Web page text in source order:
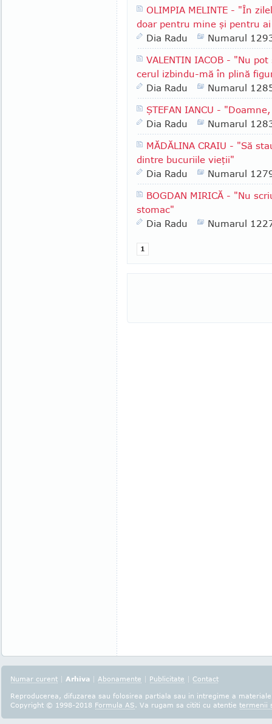
OLIMPIA MELINTE - "În
doar pentru mine şi pentru
Dia Radu
Numarul
VALENTIN IACOB - "Nu
cerul izbindu-mă în plină
Dia Radu
Numarul
ŞTEFAN IANCU -
Dia Radu
Numarul
MĂDĂLINA CRAIU - "Să
dintre bucuriile vieţii"
Dia Radu
Numarul
BOGDAN MIRICĂ - "Nu
stomac"
Dia Radu
Numarul
1
Numar curent | Arhiva | Abonamente | Publicitate | Contact
Reproducerea, difuzarea sau folosirea partiala sau in intregime a
Copyright © 1998-2018 Formula AS. Va rugam sa cititi cu atentie termenii